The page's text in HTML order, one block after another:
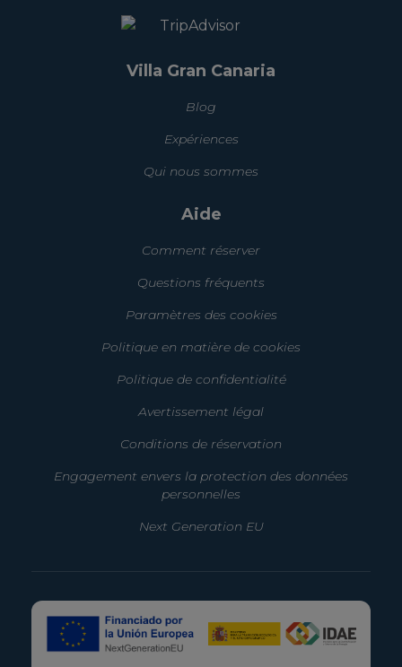
Villa Gran Canaria
Blog
Expériences
Qui nous sommes
Aide
Comment réserver
Questions fréquents
Paramètres des cookies
Politique en matière de cookies
Politique de confidentialité
Avertissement légal
Conditions de réservation
Engagement envers la protection des données
personnelles
Next Generation EU